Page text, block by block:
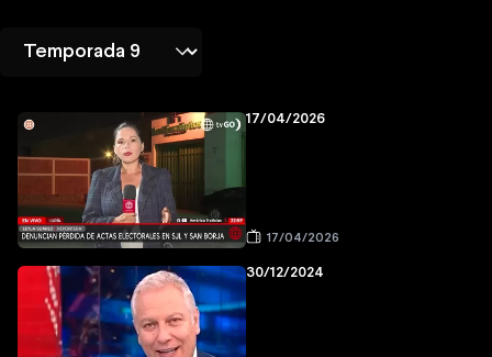
17/04/2026
17/04/2026
30/12/2024